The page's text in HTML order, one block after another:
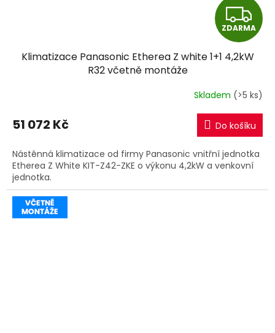
Z
D
A
R
M
A
ZDARMA
Klimatizace Panasonic Etherea Z white 1+1 4,2kW
R32 včetně montáže
Skladem (>5 ks)
51 072 Kč Do košíku
Nástěnná klimatizace od firmy Panasonic vnitřní jednotka
Etherea Z White KIT-Z42-ZKE o výkonu 4,2kW a venkovní
jednotka.